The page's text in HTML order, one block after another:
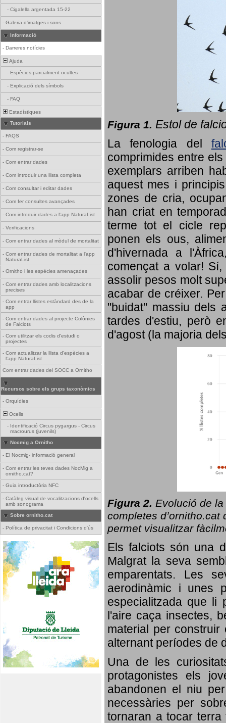
- Cigalella argentada 15-22
- Galeria d'imatges i sons
Informació
- Darreres notícies
Ajuda
- Espècies parcialment ocultes
- Explicació dels símbols
- FAQ
Estadístiques
Tutorials
- FAQS
- Com registrar-se
- Com entrar dades
- Com introduir una llista completa
- Com consultar i editar dades
- Com fer consultes avançades
- Com introduir dades a l'app NaturaList
- Verificacions
- Com entrar dades al mòdul de mortalitat
- Com entrar dades de mortalitat a l'app
NaturaList
- Ornitho i les espècies amenaçades
- Com entrar dades amb localitzacions
precises
- Com entrar llistes estàndard des de la
app
- Com entrar dades al projecte Colònies
de Falciots
- Com utilitzar els codis d'estudi o
projectes
- Com actualitzar la llista d'espècies a
l'app NaturaList
Com entrar dades del SOCC a Ornitho
Recursos sobre els grups taxonòmics
- Orquídies
Ocells
- Identificació Circus pygargus - Circus
macrourus (juvenils)
Nocmig a Ornitho
- El Nocmig- informació general
- Com entrar les teves dades NocMig a
ornitho.cat?
- Guia introductòria NFC
- Catàleg visual de vocalitzacions d'ocells
amb sonograma
Sobre ornitho.cat
- Política de privacitat i Condicions d'ús
Figura 1. Estol de
La fenologia del
comprimides entre
exemplars arriben
aquest mes i
zones de cria,
han criat en
terme tot el cicle
ponen els ous,
d'hivernada a
començat a volar!
assolir pesos molt
acabar de créixer.
"buidat" massiu dels
tardes d'estiu, però
d'agost (la majoria
Figura 2. Evolució de la
completes d’ornitho.cat
permet visualitzar
Els falciots són una
Malgrat la seva
emparentats. Les
aerodinàmic i unes
especialitzada que li
l'aire caça insectes,
material per
alternant períodes de
Una de les
protagonistes els
abandonen el niu
necessàries per
tornaran a tocar